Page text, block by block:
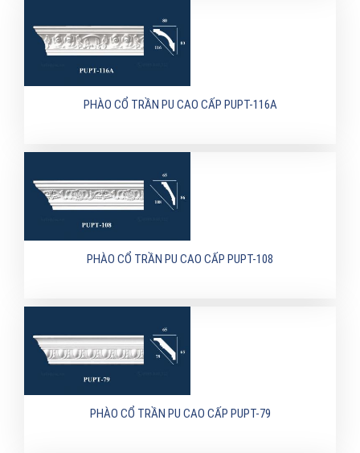
PHÀO CỔ TRẦN PU CAO CẤP PUPT-116A
PHÀO CỔ TRẦN PU CAO CẤP PUPT-108
PHÀO CỔ TRẦN PU CAO CẤP PUPT-79